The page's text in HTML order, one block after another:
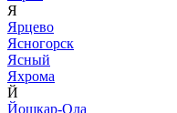
Я
Ярцево
Ясногорск
Ясный
Яхрома
Й
Йошкар-Ола